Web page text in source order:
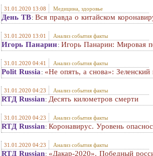
31.01.2020 13:08 Медицина, здоровье
День ТВ: Вся правда о китайском
31.01.2020 13:01 Анализ события факты
Игорь Панарин: Игорь Панарин: Мировая
31.01.2020 04:41 Анализ события факты
Polit Russia : «Не опять, а снова»:
31.01.2020 04:23 Анализ события факты
RTД Russian: Десять километров смерти
31.01.2020 04:23 Анализ события факты
RTД Russian: Коронавирус. Уровень
31.01.2020 04:23 Анализ события факты
RTД Russian: «Дакар-2020». Победный